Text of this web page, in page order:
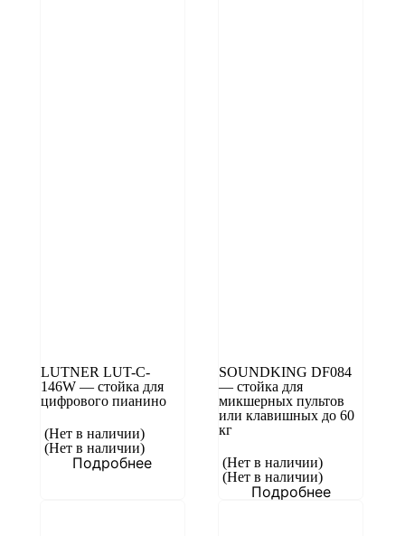
LUTNER LUT-C-
146W — стойка для
цифрового пианино
(Нет в наличии)
(Нет в наличии)
Подробнее
SOUNDKING DF084
— стойка для
микшерных пультов
или клавишных до 60
кг
(Нет в наличии)
(Нет в наличии)
Подробнее